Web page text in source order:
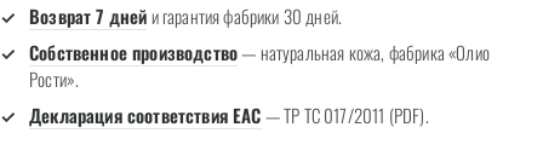
Возврат 7 днейи гарантия фабрики 30 дней.
Собственное производство— натуральная кожа, фабрика «Олио
Рости».
Декларация соответствия EAC— ТР ТС 017/2011 (PDF).